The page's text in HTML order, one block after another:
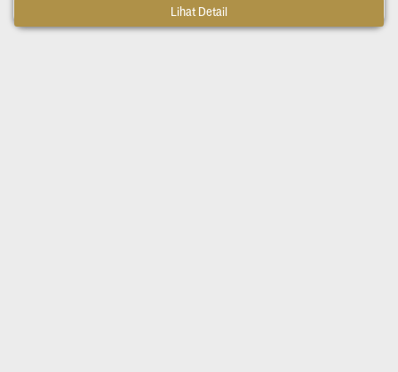
Lihat Detail